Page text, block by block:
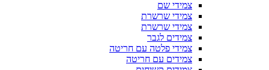
צמידי שם
צמידי שרשרת
צמידי שרשרת
צמידים לגבר
צמידי פלטה עם חריטה
צמידים עם חריטה